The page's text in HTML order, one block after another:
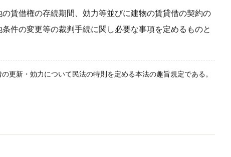
賃借権の存続期間、効力等並びに建物の賃貸借の契約の
件の変更等の裁判手続に関し必要な事項を定めるものと
更新・効力について民法の特則を定める本法の趣旨規定である。